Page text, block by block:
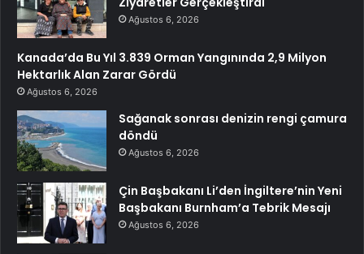
Ağustos 6, 2026
Kanada’da Bu Yıl 3.839 Orman Yangınında 2,9 Milyon
Hektarlık Alan Zarar Gördü
Ağustos 6, 2026
Sağanak sonrası denizin rengi çamura
döndü
Ağustos 6, 2026
Çin Başbakanı Li’den İngiltere’nin Yeni
Başbakanı Burnham’a Tebrik Mesajı
Ağustos 6, 2026